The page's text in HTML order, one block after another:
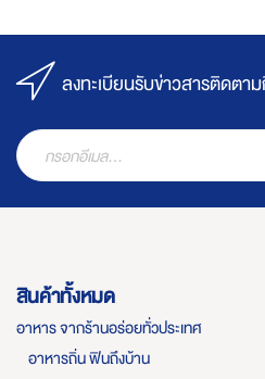
ลงทะเบียนรับข่าวสารติดตา
สินค้าทั้งหมด
อาหาร จากร้านอร่อยทั่วประเทศ
อาหารถิ่น ฟินถึงบ้าน